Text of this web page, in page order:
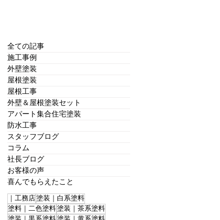
全ての記事
施工事例
外壁塗装
屋根塗装
屋根工事
外壁＆屋根塗装セット
アパート集合住宅塗装
防水工事
スタッフブログ
コラム
社長ブログ
お客様の声
喜んでもらえたこと
｜工務店塗装｜白系塗料
塗料｜二色塗料塗装｜茶系塗料